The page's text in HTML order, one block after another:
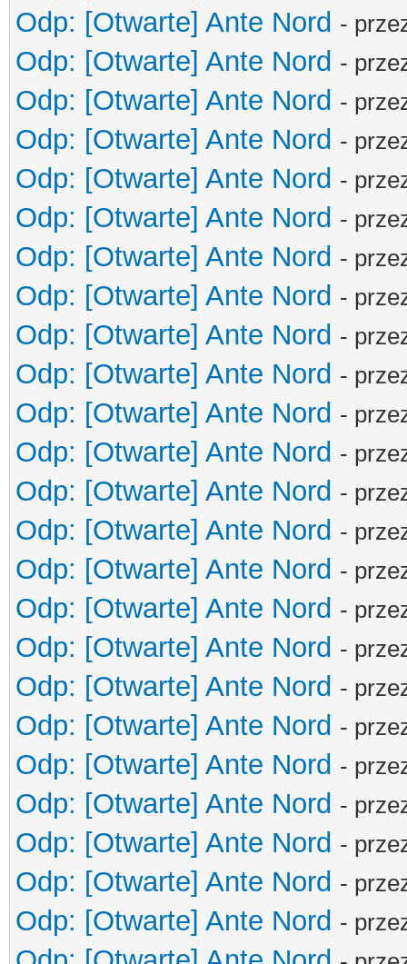
Odp: [Otwarte] Ante Nord -
Odp: [Otwarte] Ante Nord -
Odp: [Otwarte] Ante Nord -
Odp: [Otwarte] Ante Nord -
Odp: [Otwarte] Ante Nord -
Odp: [Otwarte] Ante Nord -
Odp: [Otwarte] Ante Nord -
Odp: [Otwarte] Ante Nord -
Odp: [Otwarte] Ante Nord -
Odp: [Otwarte] Ante Nord -
Odp: [Otwarte] Ante Nord -
Odp: [Otwarte] Ante Nord -
Odp: [Otwarte] Ante Nord -
Odp: [Otwarte] Ante Nord -
Odp: [Otwarte] Ante Nord -
Odp: [Otwarte] Ante Nord -
Odp: [Otwarte] Ante Nord -
Odp: [Otwarte] Ante Nord -
Odp: [Otwarte] Ante Nord -
Odp: [Otwarte] Ante Nord -
Odp: [Otwarte] Ante Nord -
Odp: [Otwarte] Ante Nord -
Odp: [Otwarte] Ante Nord -
Odp: [Otwarte] Ante Nord -